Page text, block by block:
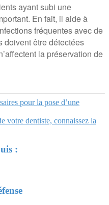
ayant subi une
En fait, il aide à
fréquentes avec de
doivent être détectées
la préservation de
pour la pose d’une
votre dentiste, connaissez la
: